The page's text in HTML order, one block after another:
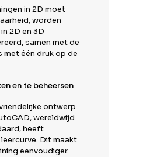
in 2D moet
worden
2D en 3D
samen met de
met één druk op de
en te beheersen
ontwerp
wereldwijd
heeft
Dit maakt
eenvoudiger.